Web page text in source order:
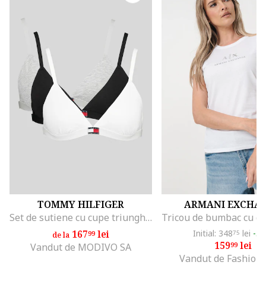
TOMMY HILFIGER
Set de sutiene cu cupe triunghiulare si detaliu logo - 3 perechi, Alb/Negru/Gri melange
de la 16799lei
Vandut de MODIVO SA
ARMANI
Initial: 34875 lei -
15999lei
Vandut de Fashion